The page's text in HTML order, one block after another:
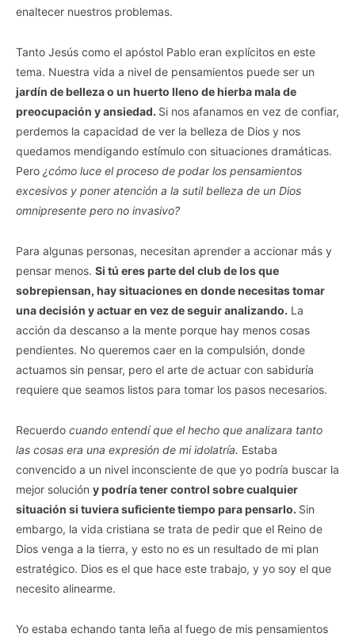
enaltecer nuestros problemas.
Tanto Jesús como el apóstol Pablo eran explícitos en este
tema. Nuestra vida a nivel de pensamientos puede ser un
jardín de belleza o un huerto lleno de hierba mala de
preocupación y ansiedad. Si nos afanamos en vez de confiar,
perdemos la capacidad de ver la belleza de Dios y nos
quedamos mendigando estímulo con situaciones dramáticas.
Pero ¿cómo luce el proceso de podar los pensamientos
excesivos y poner atención a la sutil belleza de un Dios
omnipresente pero no invasivo?
Para algunas personas, necesitan aprender a accionar más y
pensar menos. Si tú eres parte del club de los que
sobrepiensan, hay situaciones en donde necesitas tomar
una decisión y actuar en vez de seguir analizando. La
acción da descanso a la mente porque hay menos cosas
pendientes. No queremos caer en la compulsión, donde
actuamos sin pensar, pero el arte de actuar con sabiduría
requiere que seamos listos para tomar los pasos necesarios.
Recuerdo cuando entendí que el hecho que analizara tanto
las cosas era una expresión de mi idolatría. Estaba
convencido a un nivel inconsciente de que yo podría buscar la
mejor solución y podría tener control sobre cualquier
situación si tuviera suficiente tiempo para pensarlo. Sin
embargo, la vida cristiana se trata de pedir que el Reino de
Dios venga a la tierra, y esto no es un resultado de mi plan
estratégico. Dios es el que hace este trabajo, y yo soy el que
necesito alinearme.
Yo estaba echando tanta leña al fuego de mis pensamientos